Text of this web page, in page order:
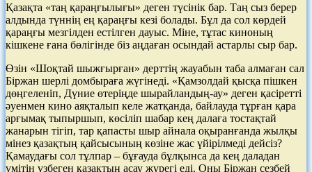
Қазақта «таң қараңғылығы» деген түсінік бар. Таң сыз берер
алдында түннің ең қараңғы кезі болады. Бұл да сол көрдей
қараңғы мезгілден естілген дауыс. Міне, тұтас киноның
кішкене ғана бөлігінде біз аңдаған осындай астарлы сыр бар.
Өзін «Шоқтай шыжғырған» дерттің жауабын таба алмаған сал
Біржан шерлі домбыраға жүгінеді. «Қамзолдай қысқа пішкен
дөңгеленіп, Дүние өтеріңде шырайландың-ау» деген қасіретті
әуенмен кино аяқталып келе жатқанда, байлауда тұрған қара
арғымақ тыпыршып, көсіліп шабар кең далаға тостақтай
жанарын тігіп, тар қапасты шыр айнала оқыранғанда жылқы
мінез қазақтың қайсысының көзіне жас үйірілмеді дейсіз?
Қамаудағы сол тұлпар – бұғауда бұлқынса да кең даладан
үмітін үзбеген қазақтың асау жүрегі еді. Оны Біржан сезбей